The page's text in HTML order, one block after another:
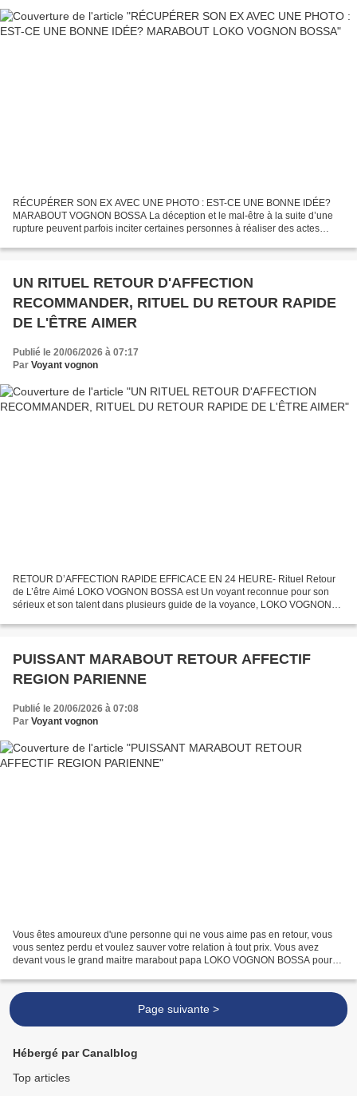
RÉCUPÉRER SON EX AVEC UNE PHOTO : EST-CE UNE BONNE IDÉE?
MARABOUT VOGNON BOSSA La déception et le mal-être à la suite d’une
rupture peuvent parfois inciter certaines personnes à réaliser des actes
UN RITUEL RETOUR D'AFFECTION
RECOMMANDER, RITUEL DU RETOUR RAPIDE
DE L'ÊTRE AIMER
Publié le 20/06/2026 à 07:17
Par Voyant vognon
RETOUR D’AFFECTION RAPIDE EFFICACE EN 24 HEURE- Rituel Retour
de L’être Aimé LOKO VOGNON BOSSA est Un voyant reconnue pour son
sérieux et son talent dans plusieurs guide de la voyance, LOKO VOGNON
PUISSANT MARABOUT RETOUR AFFECTIF
REGION PARIENNE
Publié le 20/06/2026 à 07:08
Par Voyant vognon
Vous êtes amoureux d'une personne qui ne vous aime pas en retour, vous
vous sentez perdu et voulez sauver votre relation à tout prix. Vous avez
devant vous le grand maitre marabout papa LOKO VOGNON BOSSA pour
Page suivante >
Hébergé par Canalblog
Top articles